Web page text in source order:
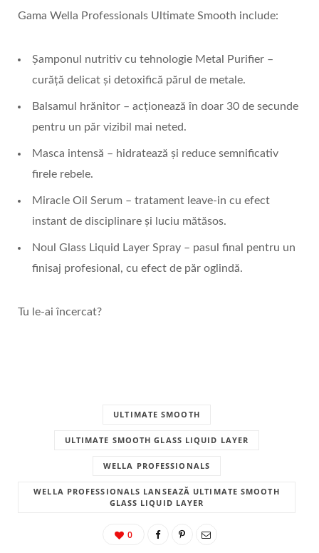
Gama Wella Professionals Ultimate Smooth include:
Șamponul nutritiv cu tehnologie Metal Purifier –
curăță delicat și detoxifică părul de metale.
Balsamul hrănitor – acționează în doar 30 de secunde
pentru un păr vizibil mai neted.
Masca intensă – hidratează și reduce semnificativ
firele rebele.
Miracle Oil Serum – tratament leave-in cu efect
instant de disciplinare și luciu mătăsos.
Noul Glass Liquid Layer Spray – pasul final pentru un
finisaj profesional, cu efect de păr oglindă.
Tu le-ai încercat?
ULTIMATE SMOOTH
ULTIMATE SMOOTH GLASS LIQUID LAYER
WELLA PROFESSIONALS
WELLA PROFESSIONALS LANSEAZĂ ULTIMATE SMOOTH
GLASS LIQUID LAYER
0